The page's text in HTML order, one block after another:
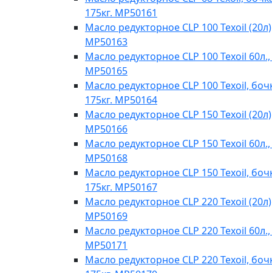
175кг. MP50161
Масло редукторное CLP 100 Texoil (20л)
MP50163
Масло редукторное CLP 100 Texoil
MP50165
Масло редукторное CLP 100 Texoil,
175кг. MP50164
Масло редукторное CLP 150 Texoil (20л)
MP50166
Масло редукторное CLP 150 Texoil
MP50168
Масло редукторное CLP 150 Texoil,
175кг. MP50167
Масло редукторное CLP 220 Texoil (20л)
MP50169
Масло редукторное CLP 220 Texoil
MP50171
Масло редукторное CLP 220 Texoil,